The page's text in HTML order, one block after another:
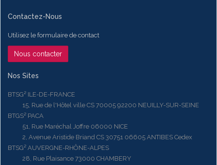
Contactez-Nous
Utilisez le formulaire de contact
Nous contacter
Nos Sites
BTSG² ILE-DE-FRANCE
15, Rue de l'Hôtel ville CS 70005 92200 NEUILLY-SUR-SEINE
BTGS² PACA
51, Rue Maréchal Joffre 06000 NICE
2, Avenue Aristide Briand CS 30751 06605 ANTIBES Cedex
BTSG² AUVERGNE-RHÔNE-ALPES
28, Rue Plaisance 73000 CHAMBERY